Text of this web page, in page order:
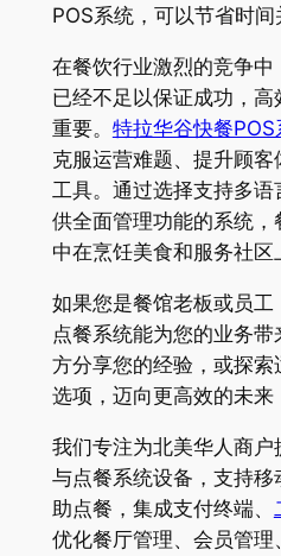
POS系统，可以节省时间
在餐饮行业激烈的竞争
已经不足以保证成功，
重要。 特拉华谷快餐POS
克服运营难题、提升顾
工具。通过选择支持多
供全面管理功能的系统
中在烹饪美食和服务社区
如果您是餐馆老板或员
点餐系统能为您的业务
方分享您的经验，或探
选项，迈向更高效的未来
我们专注为北美华人商
与点餐系统设备，支持
助点餐，集成支付终端、
优化餐厅管理、会员管